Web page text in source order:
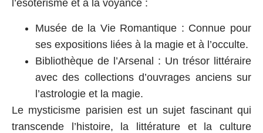
l’ésotérisme et à la voyance :
Musée de la Vie Romantique : Connue pour
ses expositions liées à la magie et à l’occulte.
Bibliothèque de l’Arsenal : Un trésor littéraire
avec des collections d’ouvrages anciens sur
l’astrologie et la magie.
Le mysticisme parisien est un sujet fascinant qui
transcende l’histoire, la littérature et la culture